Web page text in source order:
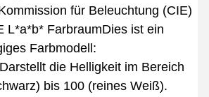
für Beleuchtung (CIE)
L*a*b* FarbraumDies ist ein
Farbmodell:
die Helligkeit im Bereich
bis 100 (reines Weiß).